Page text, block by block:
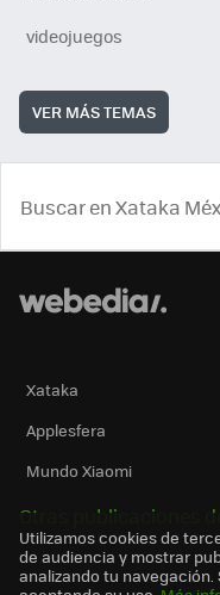
videojuegos
VER MÁS TEMAS
Xataka
Applesfera
Mundo Xiaomi
Otras publicaciones
Utilizamos cookies de
de audiencia y mostrar
analizando tu